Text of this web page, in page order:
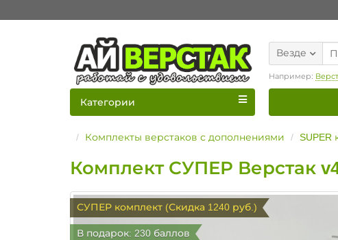
Везде
Например:
Категории
Комплекты верстаков с дополнениями SUPER
Комплект СУПЕР Верстак
СУПЕР комплект (Скидка 1240 руб.)
В подарок: 230 баллов